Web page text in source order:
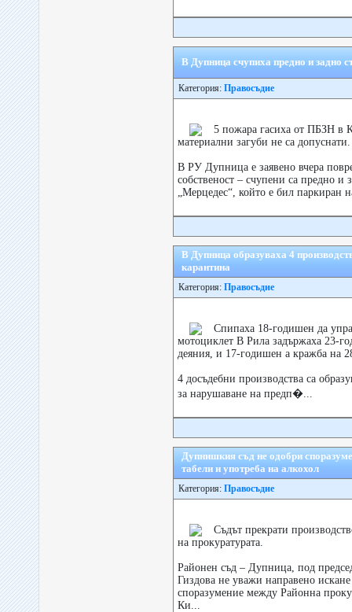
В Дупница счупиха предно и задно
Категория: Правосъдие
5 пожара гасиха от ПБЗН в
материални загуби не са допуснати.
В РУ Дупница е заявено вчера
собственост – счупени са предно и
„Мерцедес“, който е бил паркиран
В Дупница образуваха 4
карантина
Категория: Правосъдие
Спипаха 18-годишен да
мотоциклет В Рила задържаха 23-
деяния, и 17-годишен а кражба на
4 досъдебни производства са
за нарушаване на предп�...
Дупнишкия съд не одобри
табели и употреба на алкохол
Категория: Правосъдие
Съдът прекрати
на прокуратурата.
Районен съд – Дупница, под
Гиздова не уважи направено
споразумение между Районна
Ки...